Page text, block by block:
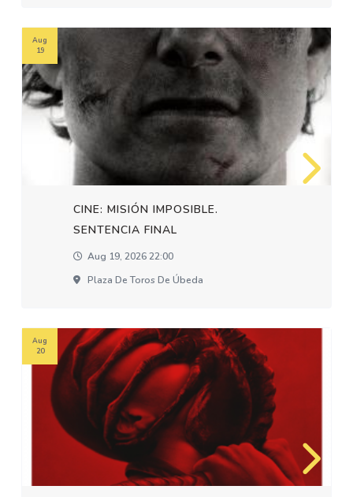
CINE: MISIÓN IMPOSIBLE.
SENTENCIA FINAL
Aug 19, 2026 22:00
Plaza De Toros De Úbeda
Aug
19
Aug
20